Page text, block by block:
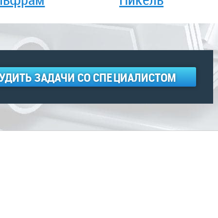
ЗАДАЧИ СО СПЕЦИАЛИСТОМ